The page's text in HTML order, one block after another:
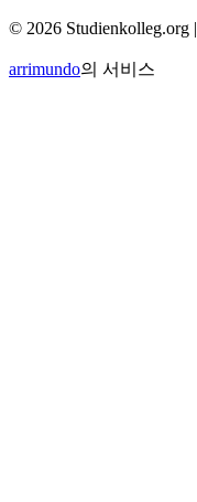
© 2026 Studienkolleg.org |
arrimundo의 서비스